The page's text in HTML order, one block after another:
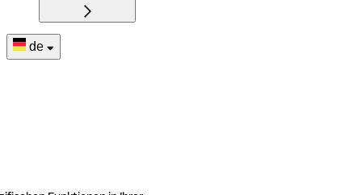
de